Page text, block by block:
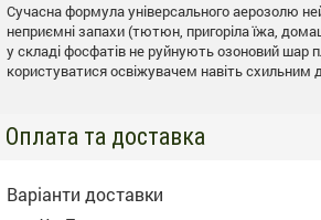
Сучасна формула універсального аерозолю
неприємні запахи (тютюн, пригоріла їжа,
у складі фосфатів не руйнують озоновий шар
користуватися освіжувачем навіть схильним
Оплата та доставка
Варіанти доставки